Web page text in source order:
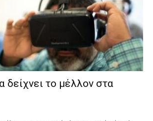
δείχνει το μέλλον στα